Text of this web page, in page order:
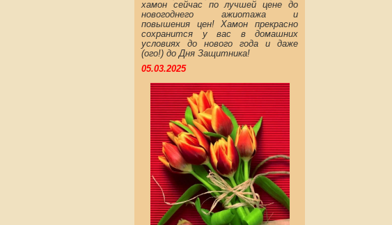
хамон сейчас по лучшей цене до
новогоднего ажиотажа и
повышения цен! Хамон прекрасно
сохранится у вас в домашних
условиях до нового года и даже
(ого!) до Дня Защитника!
05.03.2025